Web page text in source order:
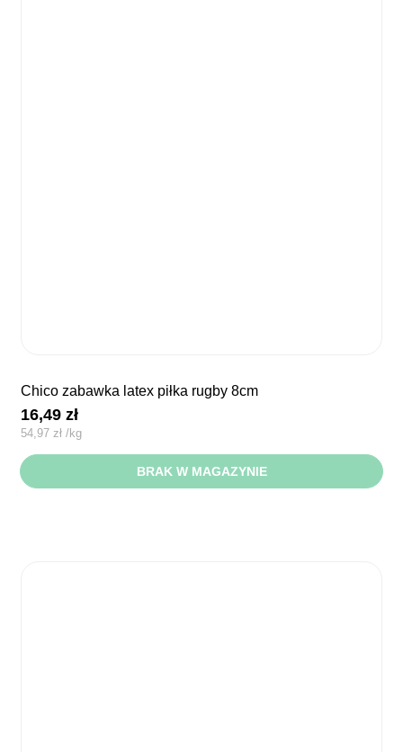
chico zabawka latex piłka rugby 8cm
16,49zł
54,97 zł /kg
BRAK W MAGAZYNIE